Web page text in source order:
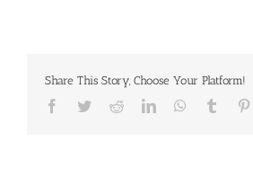
Share This Story, Choose Your Platform!
Facebook
TwitterRedditLinkedInWhatsApp
Tumblr